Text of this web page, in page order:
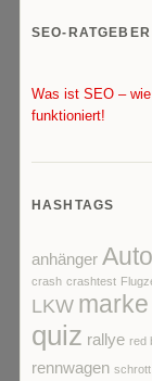
SEO-RATGEBER
Was ist SEO –
funktioniert!
HASHTAGS
anhänger Auto
crash crashtest
LKW marke
quiz rallye red
rennwagen schrott